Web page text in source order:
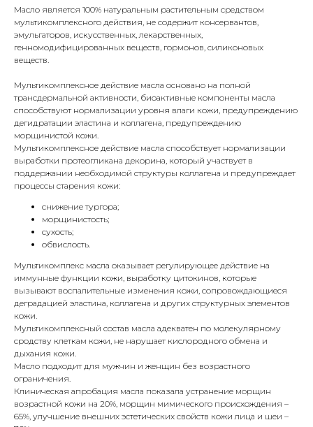
Масло является 100% натуральным растительным средством
мультикомплексного действия, не содержит консервантов,
эмульгаторов, искусственных, лекарственных,
генномодифицированных веществ, гормонов, силиконовых
веществ.
Мультикомплексное действие масла основано на полной
трансдермальной активности, биоактивные компоненты масла
способствуют нормализации уровня влаги кожи, предупреждению
дегидратации эластина и коллагена, предупреждению
морщинистой кожи.
Мультикомплексное действие масла способствует нормализации
выработки протеогликана декорина, который участвует в
поддержании необходимой структуры коллагена и предупреждает
процессы старения кожи:
снижение тургора;
морщинистость;
сухость;
обвислость.
Мультикомплекс масла оказывает регулирующее действие на
иммунные функции кожи, выработку цитокинов, которые
вызывают воспалительные изменения кожи, сопровождающиеся
деградацией эластина, коллагена и других структурных элементов
кожи.
Мультикомплексный состав масла адекватен по молекулярному
сродству клеткам кожи, не нарушает кислородного обмена и
дыхания кожи.
Масло подходит для мужчин и женщин без возрастного
ограничения.
Клиническая апробация масла показала устранение морщин
возрастной кожи на 20%, морщин мимического происхождения –
65%, улучшение внешних эстетических свойств кожи лица и шеи –